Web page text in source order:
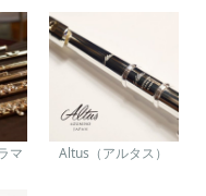
マ Altus（アルタス）